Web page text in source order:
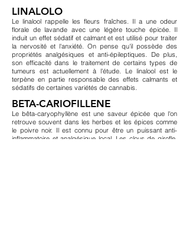
LINALOLO
Le linalool rappelle les fleurs fraîches. Il a une odeur
florale de lavande avec une légère touche épicée. Il
induit un effet sédatif et calmant et est utilisé pour traiter
la nervosité et l'anxiété. On pense qu'il possède des
propriétés analgésiques et anti-épileptiques. De plus,
son efficacité dans le traitement de certains types de
tumeurs est actuellement à l'étude. Le linalool est le
terpène en partie responsable des effets calmants et
sédatifs de certaines variétés de cannabis.
BETA-CARIOFILLENE
Le bêta-caryophyllène est une saveur épicée que l'on
retrouve souvent dans les herbes et les épices comme
le poivre noir. Il est connu pour être un puissant anti-
inflammatoire et analgésique local. Les clous de girofle,